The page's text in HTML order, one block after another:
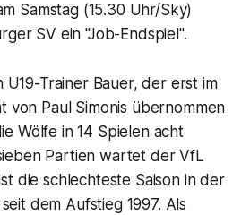
Samstag (15.30 Uhr/Sky)
SV ein "Job-Endspiel".
Trainer Bauer, der erst im
von Paul Simonis übernommen
Wölfe in 14 Spielen acht
Partien wartet der VfL
die schlechteste Saison in der
dem Aufstieg 1997. Als